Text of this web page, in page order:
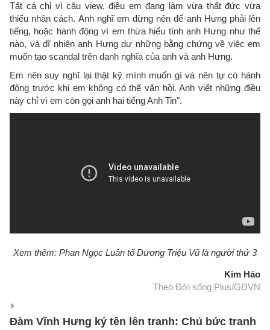
Tất cả chỉ vì câu view, điều em đang làm vừa thất đức vừa
thiếu nhân cách. Anh nghĩ em đừng nên để anh Hưng phải lên
tiếng, hoặc hành động vì em thừa hiểu tính anh Hưng như thế
nào, và dĩ nhiên anh Hưng dư những bằng chứng về việc em
muốn tạo scandal trên danh nghĩa của anh và anh Hưng.
Em nên suy nghĩ lại thật kỹ mình muốn gì và nên tự có hành
động trước khi em không có thể vãn hồi. Anh viết những điều
này chỉ vì em còn gọi anh hai tiếng Anh Tin".
Xem thêm: Phan Ngọc Luân tố Dương Triệu Vũ là người thứ 3
Kim Hảo
Theo Đời sống Plus/GĐVN
Đàm Vĩnh Hưng ký tên lên tranh: Chủ bức tranh